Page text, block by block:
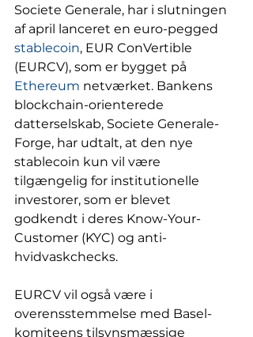
Societe Generale, har i slutningen
af april lanceret en euro-pegged
stablecoin, EUR ConVertible
(EURCV), som er bygget på
Ethereum netværket. Bankens
blockchain-orienterede
datterselskab, Societe Generale-
Forge, har udtalt, at den nye
stablecoin kun vil være
tilgængelig for institutionelle
investorer, som er blevet
godkendt i deres Know-Your-
Customer (KYC) og anti-
hvidvaskchecks.
EURCV vil også være i
overensstemmelse med Basel-
komiteens tilsynsmæssige